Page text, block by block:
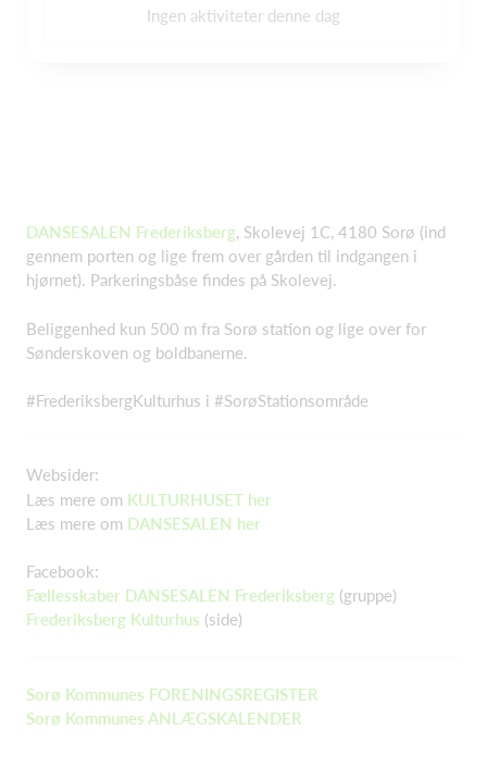
Ingen aktiviteter denne dag
DANSESALEN Frederiksberg, Skolevej 1C, 4180 Sorø (ind
gennem porten og lige frem over gården til indgangen i
hjørnet). Parkeringsbåse findes på Skolevej.
Beliggenhed kun 500 m fra Sorø station og lige over for
Sønderskoven og boldbanerne.
#FrederiksbergKulturhus i #SorøStationsområde
Websider:
Læs mere om KULTURHUSET her
Læs mere om DANSESALEN her
Facebook:
Fællesskaber DANSESALEN Frederiksberg (gruppe)
Frederiksberg Kulturhus (side)
Sorø Kommunes FORENINGSREGISTER
Sorø Kommunes ANLÆGSKALENDER